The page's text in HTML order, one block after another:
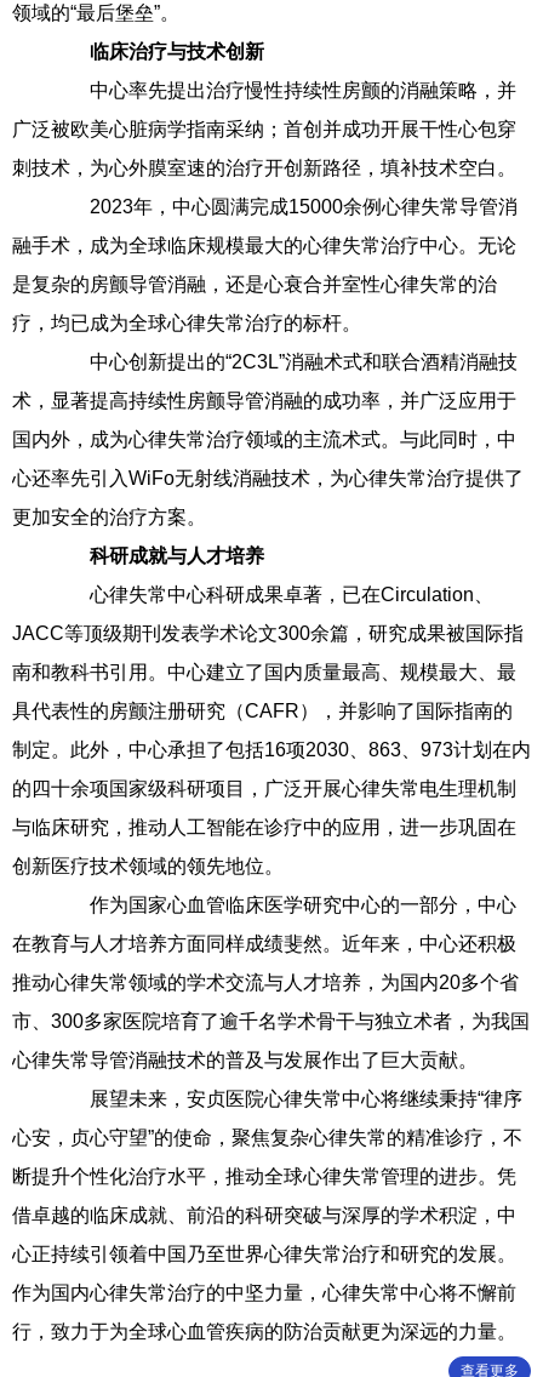
领域的“最后堡垒”。
临床治疗与技术创新
中心率先提出治疗慢性持续性房颤的消融策略，并
广泛被欧美心脏病学指南采纳；首创并成功开展干性心包穿
刺技术，为心外膜室速的治疗开创新路径，填补技术空白。
2023年，中心圆满完成15000余例心律失常导管消
融手术，成为全球临床规模最大的心律失常治疗中心。无论
是复杂的房颤导管消融，还是心衰合并室性心律失常的治
疗，均已成为全球心律失常治疗的标杆。
中心创新提出的“2C3L”消融术式和联合酒精消融技
术，显著提高持续性房颤导管消融的成功率，并广泛应用于
国内外，成为心律失常治疗领域的主流术式。与此同时，中
心还率先引入WiFo无射线消融技术，为心律失常治疗提供了
更加安全的治疗方案。
科研成就与人才培养
心律失常中心科研成果卓著，已在Circulation、
JACC等顶级期刊发表学术论文300余篇，研究成果被国际指
南和教科书引用。中心建立了国内质量最高、规模最大、最
具代表性的房颤注册研究（CAFR），并影响了国际指南的
制定。此外，中心承担了包括16项2030、863、973计划在内
的四十余项国家级科研项目，广泛开展心律失常电生理机制
与临床研究，推动人工智能在诊疗中的应用，进一步巩固在
创新医疗技术领域的领先地位。
作为国家心血管临床医学研究中心的一部分，中心
在教育与人才培养方面同样成绩斐然。近年来，中心还积极
推动心律失常领域的学术交流与人才培养，为国内20多个省
市、300多家医院培育了逾千名学术骨干与独立术者，为我国
心律失常导管消融技术的普及与发展作出了巨大贡献。
展望未来，安贞医院心律失常中心将继续秉持“律序
心安，贞心守望”的使命，聚焦复杂心律失常的精准诊疗，不
断提升个性化治疗水平，推动全球心律失常管理的进步。凭
借卓越的临床成就、前沿的科研突破与深厚的学术积淀，中
心正持续引领着中国乃至世界心律失常治疗和研究的发展。
作为国内心律失常治疗的中坚力量，心律失常中心将不懈前
行，致力于为全球心血管疾病的防治贡献更为深远的力量。
查看更多